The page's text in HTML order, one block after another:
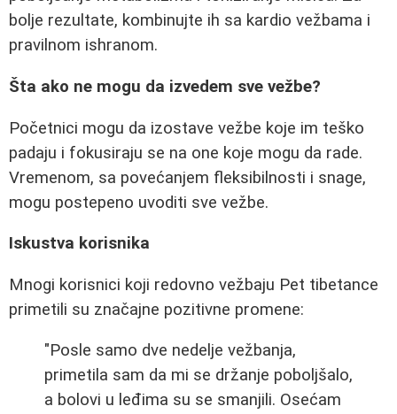
bolje rezultate, kombinujte ih sa kardio vežbama i
pravilnom ishranom.
Šta ako ne mogu da izvedem sve vežbe?
Početnici mogu da izostave vežbe koje im teško
padaju i fokusiraju se na one koje mogu da rade.
Vremenom, sa povećanjem fleksibilnosti i snage,
mogu postepeno uvoditi sve vežbe.
Iskustva korisnika
Mnogi korisnici koji redovno vežbaju Pet tibetance
primetili su značajne pozitivne promene:
"Posle samo dve nedelje vežbanja,
primetila sam da mi se držanje poboljšalo,
a bolovi u leđima su se smanjili. Osećam